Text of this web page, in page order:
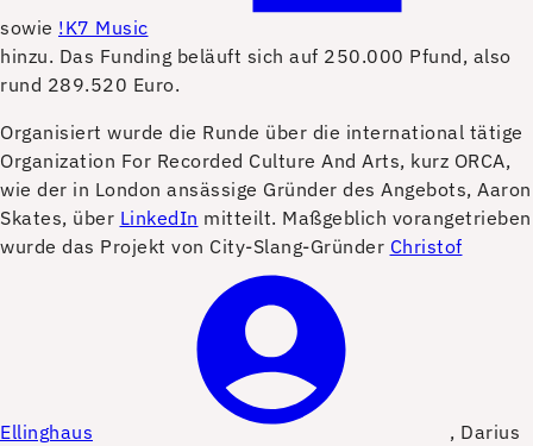
sowie !K7 Music
hinzu. Das Funding beläuft sich auf 250.000 Pfund, also
rund 289.520 Euro.
Organisiert wurde die Runde über die international tätige
Organization For Recorded Culture And Arts, kurz ORCA,
wie der in London ansässige Gründer des Angebots, Aaron
Skates, über LinkedIn mitteilt. Maßgeblich vorangetrieben
wurde das Projekt von City-Slang-Gründer Christof
Ellinghaus
, Darius